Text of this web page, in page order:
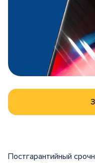
Постгарантийный